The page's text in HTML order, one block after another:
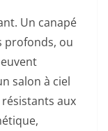
Un canapé
profonds, ou
salon à ciel
aux